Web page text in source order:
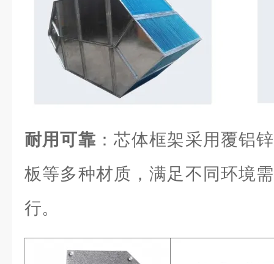
耐用可靠 ：芯体框架采用覆铝
板等多种材质，满足不同环境
行。